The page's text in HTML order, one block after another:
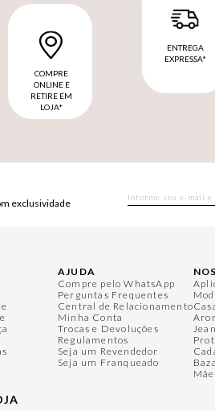
COMPRE
ONLINE E
RETIRE EM
LOJA*
ENTREGA
EXPRESSA*
exclusividade
AJUDA
Compre pelo WhatsApp
Perguntas Frequentes
Central de Relacionamento
Minha Conta
Trocas e Devoluções
Regulamentos
Seja um Revendedor
Seja um Franqueado